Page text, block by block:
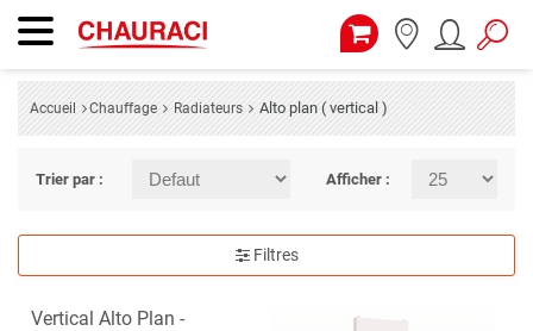
Accueil Chauffage Radiateurs Alto plan ( vertical )
Trier par : Afficher :
Filtres
Vertical Alto Plan -